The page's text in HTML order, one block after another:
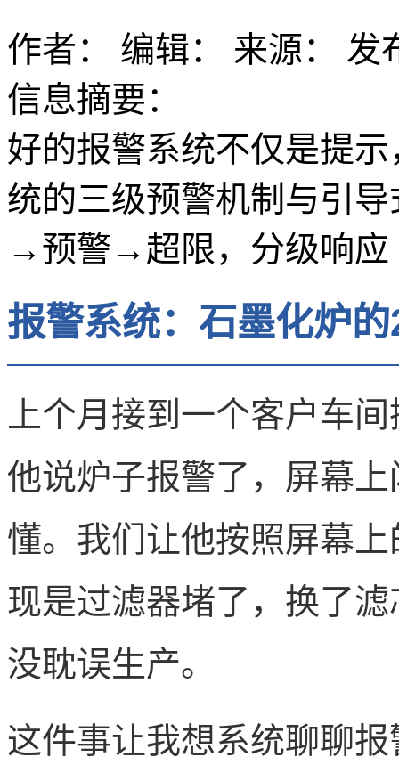
作者： 编辑： 来源： 发
信息摘要：
好的报警系统不仅是提
统的三级预警机制与引
→预警→超限，分级响应
报警系统：石墨化炉
上个月接到一个客户车
他说炉子报警了，屏幕
懂。我们让他按照屏幕
现是过滤器堵了，换了
没耽误生产。
这件事让我想系统聊聊